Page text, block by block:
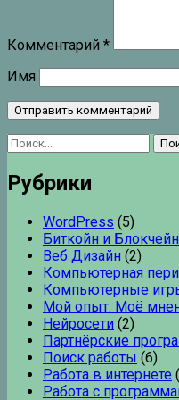
Комментарий *
Имя
Найти:
Рубрики
WordPress (5)
Биткойн и Блокчейн
Веб Дизайн (2)
Компьютерная
Компьютерные
Мой опыт. Моё
Нейросети (2)
Партнёрские
Поиск работы (6)
Работа в интернете
Работа с